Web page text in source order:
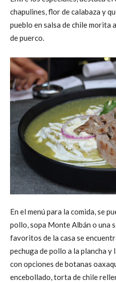
chapulines, flor de calabaza y
pueblo en salsa de chile
de puerco.
En el menú para la comida, se
pollo, sopa Monte Albán o una
favoritos de la casa se
pechuga de pollo a la plancha y
con opciones de botanas
encebollado, torta de chile